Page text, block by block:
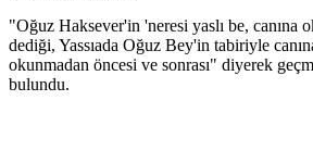
"Oğuz Haksever'in 'neresi yaslı be, canına
dediği, Yassıada Oğuz Bey'in tabiriyle
okunmadan öncesi ve sonrası" diyerek
bulundu.